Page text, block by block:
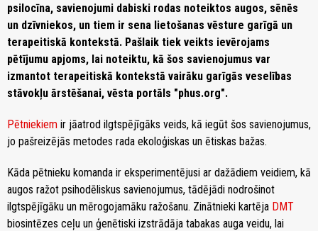
psilocīna, savienojumi dabiski rodas noteiktos augos, sēnēs
un dzīvniekos, un tiem ir sena lietošanas vēsture garīgā un
terapeitiskā kontekstā. Pašlaik tiek veikts ievērojams
pētījumu apjoms, lai noteiktu, kā šos savienojumus var
izmantot terapeitiskā kontekstā vairāku garīgās veselības
stāvokļu ārstēšanai, vēsta portāls "phus.org".
Pētniekiem ir jāatrod ilgtspējīgāks veids, kā iegūt šos savienojumus,
jo pašreizējās metodes rada ekoloģiskas un ētiskas bažas.
Kāda pētnieku komanda ir eksperimentējusi ar dažādiem veidiem, kā
augos ražot psihodēliskus savienojumus, tādējādi nodrošinot
ilgtspējīgāku un mērogojamāku ražošanu. Zinātnieki kartēja DMT
biosintēzes ceļu un ģenētiski izstrādāja tabakas auga veidu, lai